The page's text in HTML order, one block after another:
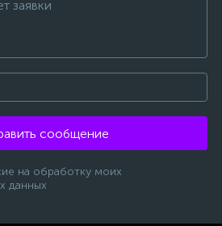
сообщение
на обработку моих
данных